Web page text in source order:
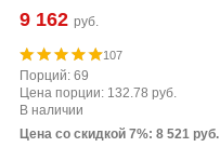
9 162 руб.
107
Порций: 69
Цена порции: 132.78 руб.
В наличии
Цена со скидкой 7%: 8 521 руб.